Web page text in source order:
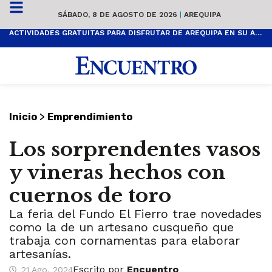
SÁBADO, 8 DE AGOSTO DE 2026 | AREQUIPA
ACTIVIDADES GRATUITAS PARA DISFRUTAR DE AREQUIPA EN SU ANIVERSARIO
Inicio > Emprendimiento
Los sorprendentes vasos
y vineras hechos con
cuernos de toro
La feria del Fundo El Fierro trae novedades
como la de un artesano cusqueño que
trabaja con cornamentas para elaborar
artesanías.
21 Ago, 2024Escrito por Encuentro